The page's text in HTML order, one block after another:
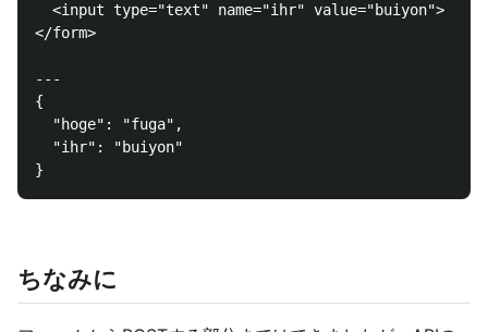
  <input type="text" name="ihr" value="buiyon">
</form>
---
{
  "hoge": "fuga",
  "ihr": "buiyon"
ちなみに